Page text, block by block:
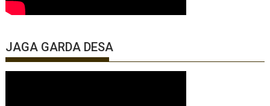
JAGA GARDA DESA